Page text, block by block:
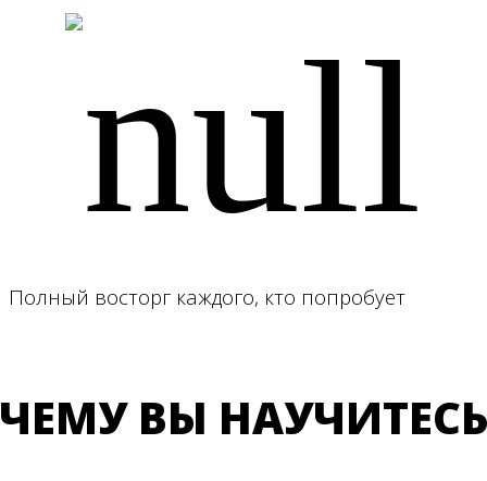
Полный восторг каждого, кто попробует
ЧЕМУ ВЫ НАУЧИТЕСЬ